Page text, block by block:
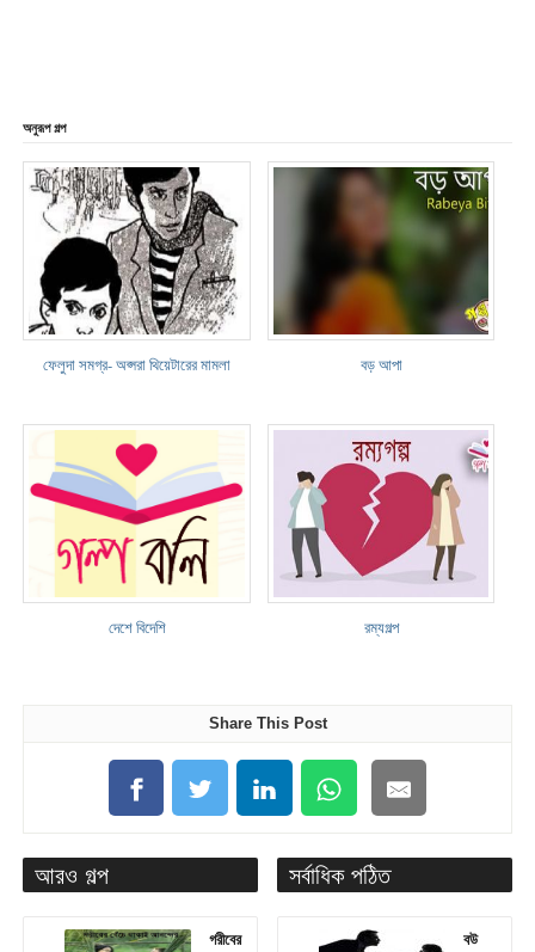
অনুরূপ গল্প
ফেলুদা সমগ্র- অপ্সরা থিয়েটারের মামলা বড় আপা
দেশে বিদেশি রম্যগল্প
Share This Post
আরও গল্প
গরীবের
সর্বাধিক পঠিত
বউ